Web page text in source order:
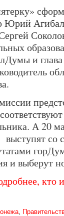
Юрий
и
А 20
со
и выберут
кто
,